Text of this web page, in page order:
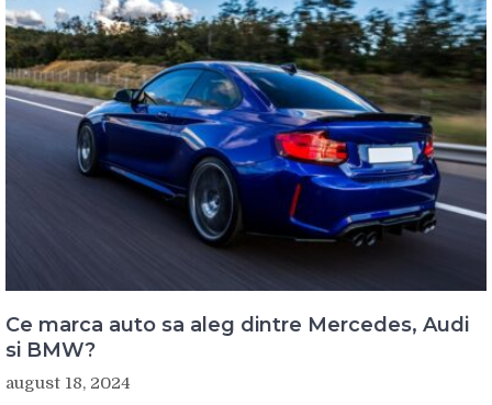
Ce marca auto sa aleg dintre Mercedes, Audi
si BMW?
august 18, 2024